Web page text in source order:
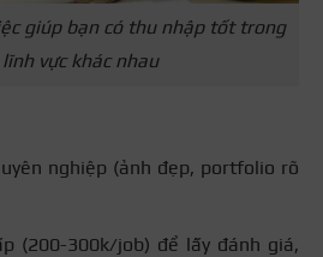
giúp bạn có thu nhập tốt trong
vực khác nhau
nghiệp (ảnh đẹp, portfolio rõ
(200-300k/job) để lấy đánh giá,